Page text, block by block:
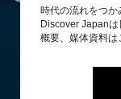
時代の流れをつか
Discover Japan
概要、媒体資料は